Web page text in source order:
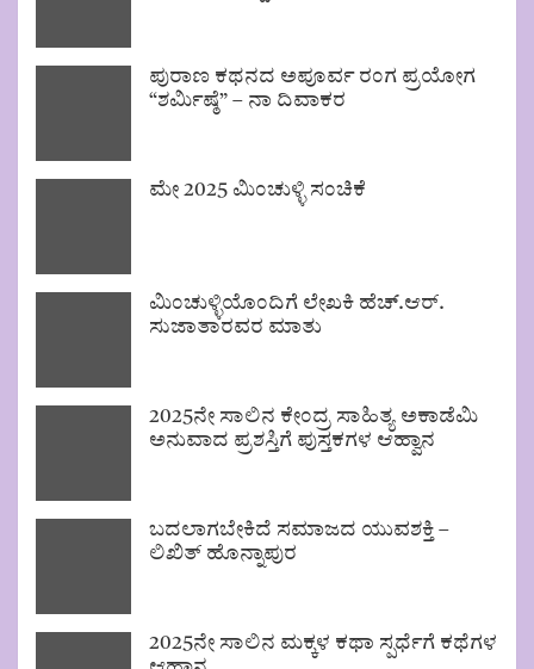
ಪುರಾಣ ಕಥನದ ಅಪೂರ್ವ ರಂಗ ಪ್ರಯೋಗ
“ಶರ್ಮಿಷ್ಠೆ” – ನಾ ದಿವಾಕರ
ಮೇ 2025 ಮಿಂಚುಳ್ಳಿ ಸಂಚಿಕೆ
ಮಿಂಚುಳ್ಳಿಯೊಂದಿಗೆ ಲೇಖಕಿ ಹೆಚ್.ಆರ್.
ಸುಜಾತಾರವರ ಮಾತು
2025ನೇ ಸಾಲಿನ ಕೇಂದ್ರ ಸಾಹಿತ್ಯ ಅಕಾಡೆಮಿ
ಅನುವಾದ ಪ್ರಶಸ್ತಿಗೆ ಪುಸ್ತಕಗಳ ಆಹ್ವಾನ
ಬದಲಾಗಬೇಕಿದೆ ಸಮಾಜದ ಯುವಶಕ್ತಿ –
ಲಿಖಿತ್ ಹೊನ್ನಾಪುರ
2025ನೇ ಸಾಲಿನ ಮಕ್ಕಳ ಕಥಾ ಸ್ಪರ್ಧೆಗೆ ಕಥೆಗಳ